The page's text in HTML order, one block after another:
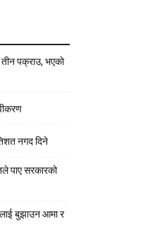
पक्राउ, भएकाे
नगद दिने
पाए सरकारको
बुझाउन आमा र